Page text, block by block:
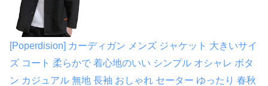
[Poperdision] カーディガン メンズ ジャケット 大きいサイ
ズ コート 柔らかで 着心地のいい シンプル オシャレ ボタ
ン カジュアル 無地 長袖 おしゃれ セーター ゆったり 春秋